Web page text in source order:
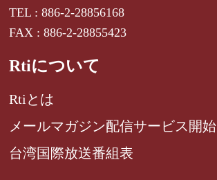
TEL : 886-2-28856168
FAX : 886-2-28855423
Rtiについて
Rtiとは
メールマガジン配信サービス開始
台湾国際放送番組表